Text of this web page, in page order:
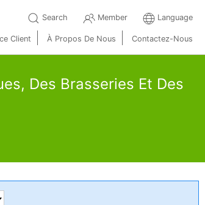
Search Member Language
Client À Propos De Nous Contactez-Nous
Des Brasseries Et Des